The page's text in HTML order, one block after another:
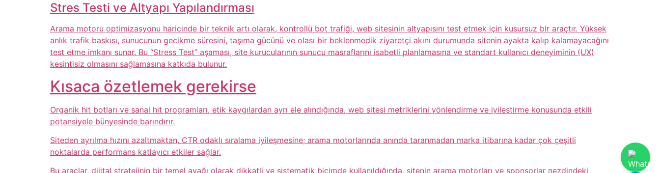
Stres Testi ve Altyapı Yapılandırması
Arama motoru optimizasyonu haricinde bir teknik artı olarak, kontrollü bot trafiği, web sitesinin altyapısını test etmek için kusursuz bir araçtır. Yüksek
anlık trafik baskısı, sunucunun gecikme süresini, taşıma gücünü ve olası bir beklenmedik ziyaretçi akını durumunda sitenin ayakta kalıp kalamayacağını
test etme imkanı sunar. Bu “Stress Test” aşaması, site kurucularının sunucu masraflarını isabetli planlamasına ve standart kullanıcı deneyiminin (UX)
kesintisiz olmasını sağlamasına katkıda bulunur.
Kısaca özetlemek gerekirse
Organik hit botları ve sanal hit programları, etik kaygılardan ayrı ele alındığında, web sitesi metriklerini yönlendirme ve iyileştirme konusunda etkili
potansiyele bünyesinde barındırır.
Siteden ayrılma hızını azaltmaktan, CTR odaklı sıralama iyileşmesine; arama motorlarında anında taranmadan marka itibarına kadar çok çeşitli
noktalarda performans katlayıcı etkiler sağlar.
Bu araçlar, dijital stratejinin bir temel ayağı olarak dikkatli ve sistematik biçimde kullanıldığında, sitenin arama motorları ve sponsorlar nezdindeki